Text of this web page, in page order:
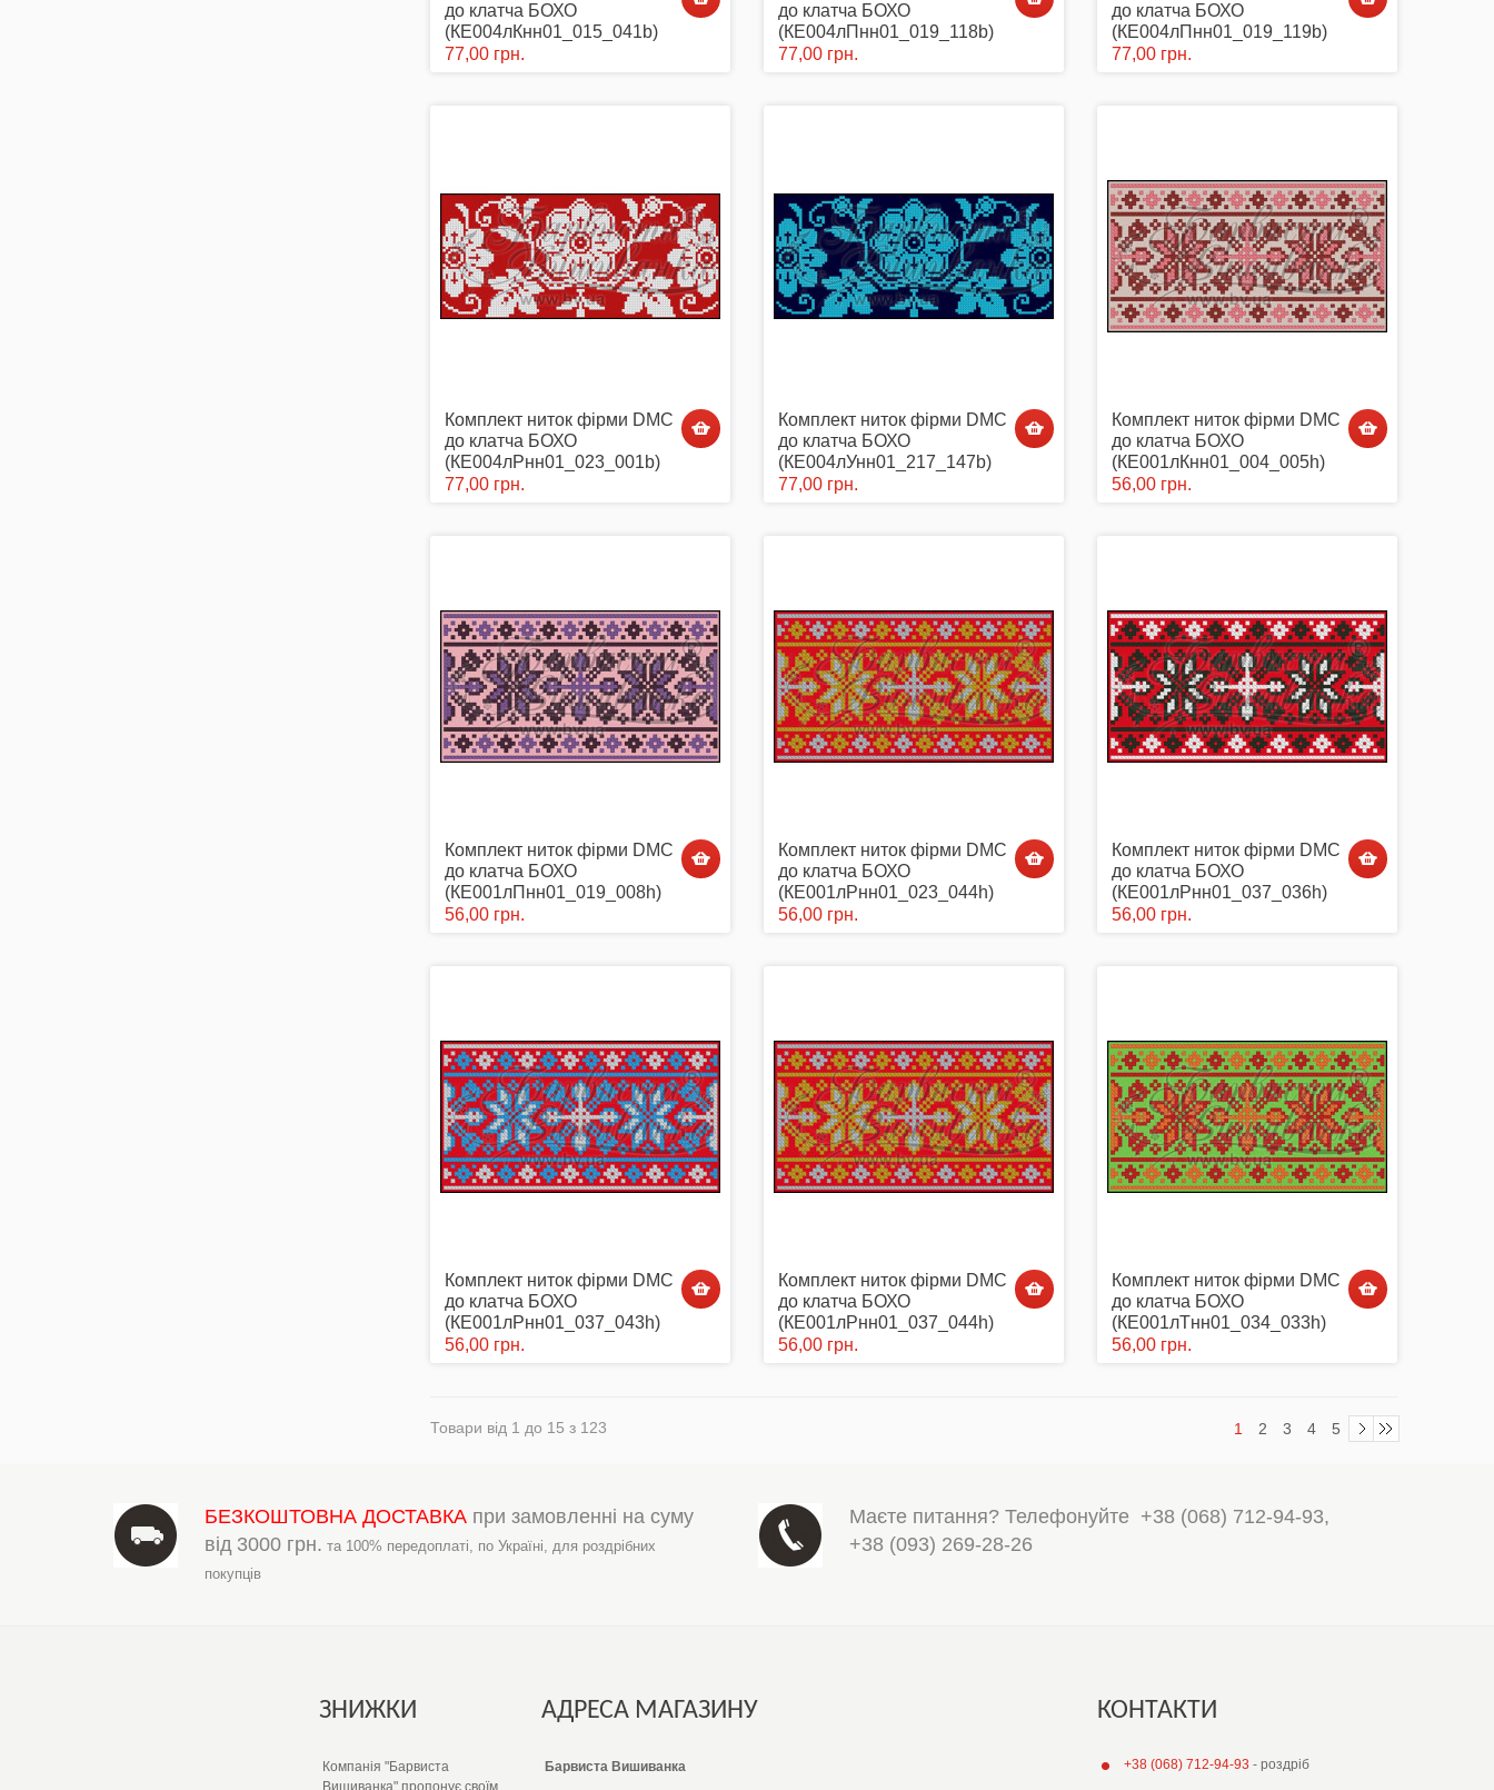
до клатча БОХО
(КЕ004лКнн01_015_041b)
77,00 грн.
до клатча БОХО
(КЕ004лПнн01_019_118b)
77,00 грн.
до клатча БОХО
(КЕ004лПнн01_019_119b)
77,00 грн.
Комплект ниток фірми DMC
до клатча БОХО
(КЕ004лРнн01_023_001b)
77,00 грн.
Комплект ниток фірми DMC
до клатча БОХО
(КЕ004лУнн01_217_147b)
77,00 грн.
Комплект ниток фірми DMC
до клатча БОХО
(КЕ001лКнн01_004_005h)
56,00 грн.
Комплект ниток фірми DMC
до клатча БОХО
(КЕ001лПнн01_019_008h)
56,00 грн.
Комплект ниток фірми DMC
до клатча БОХО
(КЕ001лРнн01_023_044h)
56,00 грн.
Комплект ниток фірми DMC
до клатча БОХО
(КЕ001лРнн01_037_036h)
56,00 грн.
Комплект ниток фірми DMC
до клатча БОХО
(КЕ001лРнн01_037_043h)
56,00 грн.
Комплект ниток фірми DMC
до клатча БОХО
(КЕ001лРнн01_037_044h)
56,00 грн.
Комплект ниток фірми DMC
до клатча БОХО
(КЕ001лТнн01_034_033h)
56,00 грн.
Товари від 1 до 15 з 123 1 2 3 4 5
БЕЗКОШТОВНА ДОСТАВКА при замовленні на суму
від 3000 грн. та 100% передоплаті, по Україні, для роздрібних
покупців
Маєте питання? Телефонуйте +38 (068) 712-94-93,
+38 (093) 269-28-26
ЗНИЖКИ
Компанія "Барвиста
Вишиванка" пропонує своїм
АДРЕСА МАГАЗИНУ
Барвиста Вишиванка
КОНТАКТИ
+38 (068) 712-94-93 - роздріб